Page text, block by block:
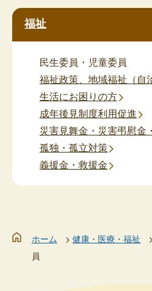
福祉
民生委員・児童委員
福祉政策、地域福祉（自
生活にお困りの方
成年後見制度利用促進
災害見舞金・災害弔慰金
孤独・孤立対策
義援金・救援金
ホーム 健康・医療・福祉
員